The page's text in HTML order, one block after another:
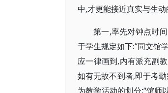
中,才更能接近真实与生动
第一,率先对钟点时
于学生规定如下:“同文馆
应一律画到,内有派充副
如有无故不到者,即于考
为教学活动的划分:“馆